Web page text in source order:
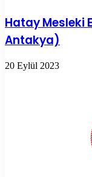
Hatay Mesleki
Antakya)
20 Eylül 2023